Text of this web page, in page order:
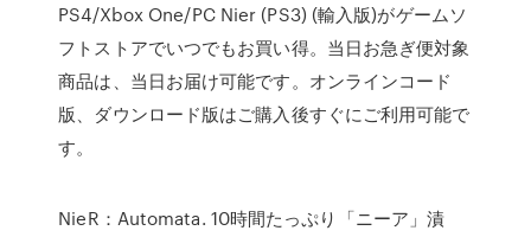
PS4/Xbox One/PC Nier (PS3) (輸入版)がゲームソ
フトストアでいつでもお買い得。当日お急ぎ便対象
商品は、当日お届け可能です。オンラインコード
版、ダウンロード版はご購入後すぐにご利用可能で
す。
NieR：Automata. 10時間たっぷり「ニーア」漬